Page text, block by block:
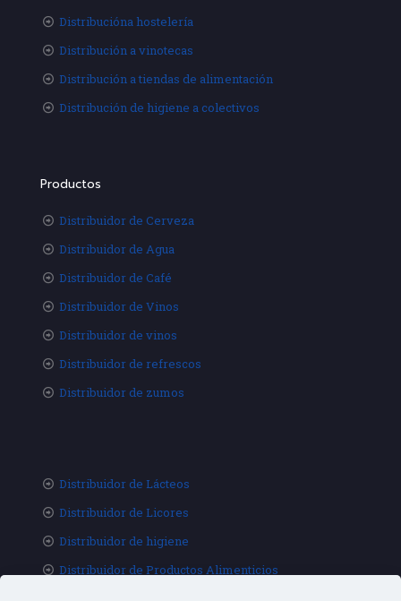
Distribucióna hostelería
Distribución a vinotecas
Distribución a tiendas de alimentación
Distribución de higiene a colectivos
Productos
Distribuidor de Cerveza
Distribuidor de Agua
Distribuidor de Café
Distribuidor de Vinos
Distribuidor de vinos
Distribuidor de refrescos
Distribuidor de zumos
Distribuidor de Lácteos
Distribuidor de Licores
Distribuidor de higiene
Distribuidor de Productos Alimenticios